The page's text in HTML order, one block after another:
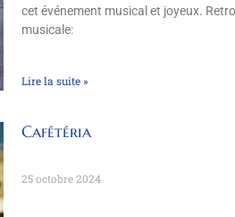
cet événement musical et joyeux.
musicale:
Lire la suite »
Cafétéria
25 octobre 2024